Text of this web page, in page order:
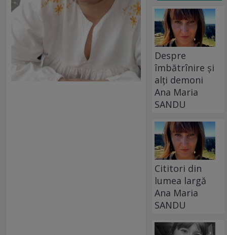
Despre
îmbătrînire și
alți demoni
Ana Maria
SANDU
Cititori din
lumea largă
Ana Maria
SANDU